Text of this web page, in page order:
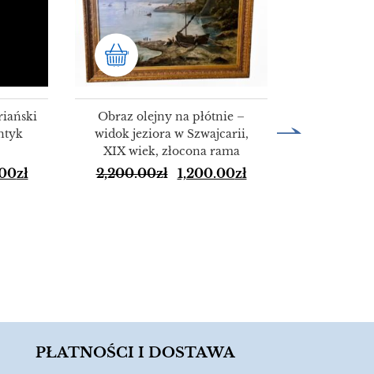
zł
Obraz olejny na płótnie –
widok jeziora w Szwajcarii,
XIX wiek, złocona rama
2,200.00zł 1,200.00zł
PŁATNOŚCI I DOSTAWA